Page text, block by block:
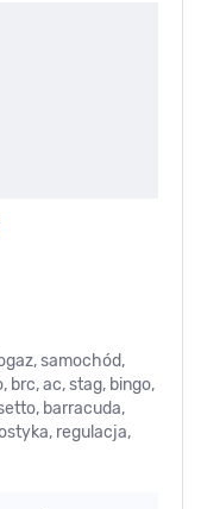
samochód,
brc, ac, stag, bingo,
barracuda,
regulacja,